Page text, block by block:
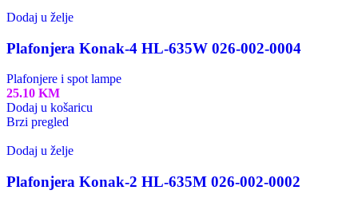
Dodaj u želje
Plafonjera Konak-4 HL-635W 026-002-0004
Plafonjere i spot lampe
25.10 KM
Dodaj u košaricu
Brzi pregled
Dodaj u želje
Plafonjera Konak-2 HL-635M 026-002-0002